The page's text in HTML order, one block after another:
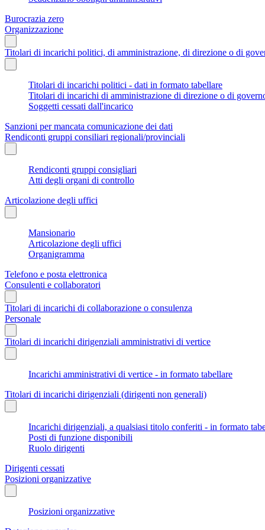
Burocrazia zero
Organizzazione
Titolari di incarichi politici, di amministrazione, di direzione o di
Titolari di incarichi politici - dati in formato tabellare
Titolari di incarichi di amministrazione di direzione o di
Soggetti cessati dall'incarico
Sanzioni per mancata comunicazione dei dati
Rendiconti gruppi consiliari regionali/provinciali
Rendiconti gruppi consigliari
Atti degli organi di controllo
Articolazione degli uffici
Mansionario
Articolazione degli uffici
Organigramma
Telefono e posta elettronica
Consulenti e collaboratori
Titolari di incarichi di collaborazione o consulenza
Personale
Titolari di incarichi dirigenziali amministrativi di vertice
Incarichi amministrativi di vertice - in formato tabellare
Titolari di incarichi dirigenziali (dirigenti non generali)
Incarichi dirigenziali, a qualsiasi titolo conferiti - in formato
Posti di funzione disponibili
Ruolo dirigenti
Dirigenti cessati
Posizioni organizzative
Posizioni organizzative